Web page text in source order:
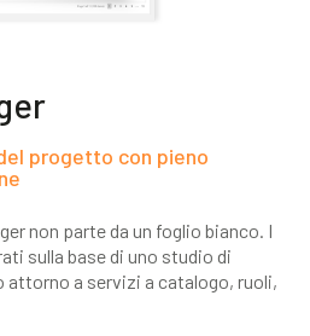
progetto con pieno
non parte da un foglio bianco. I
sulla base di uno studio di
a servizi a catalogo, ruoli,